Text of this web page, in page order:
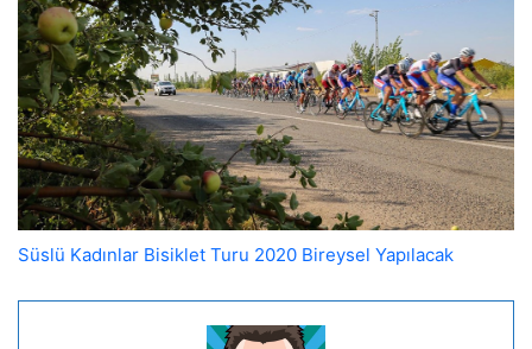
Süslü Kadınlar Bisiklet Turu 2020 Bireysel Yapılacak